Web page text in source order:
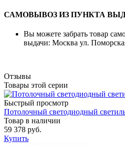
САМОВЫВОЗ ИЗ ПУНКТА
Вы можете забрать товар
выдачи: Москва ул.
Отзывы
Товары этой серии
Быстрый просмотр
Потолочный светодиодный
Товар в наличии
59 378 руб.
Купить